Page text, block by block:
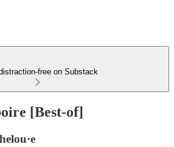
free on Substack
[Best-of]